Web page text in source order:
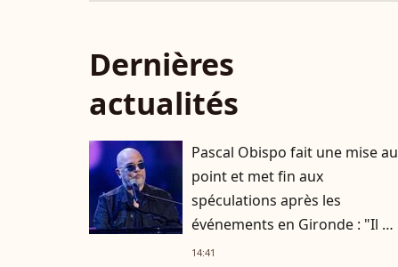
Dernières
actualités
Pascal Obispo fait une mise au
point et met fin aux
spéculations après les
événements en Gironde : "Il me
semble important de
14:41